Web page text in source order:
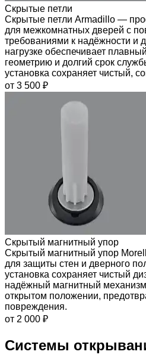
Скрытые петли
Скрытые петли Armadillo —
для межкомнатных дверей с
требованиями к надёжности и
нагрузке обеспечивает
геометрию и долгий срок
установка сохраняет чистый,
от 3 500 ₽
Скрытый магнитный упор
Скрытый магнитный упор
для защиты стен и дверного
установка сохраняет чистый
надёжный магнитный
открытом положении,
повреждения.
от 2 000 ₽
Системы